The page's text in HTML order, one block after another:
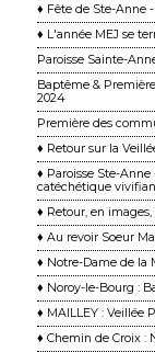
♦ Fête de Ste-Anne
♦ L'année MEJ se
Paroisse Sainte-
Baptême &
2024
Première des
♦ Retour sur la
♦ Paroisse Ste-
catéchétique
♦ Retour, en
♦ Au revoir Soeur
♦ Notre-Dame de la
♦ Noroy-le-Bourg :
♦ MAILLEY : Veillée
♦ Chemin de Croix :